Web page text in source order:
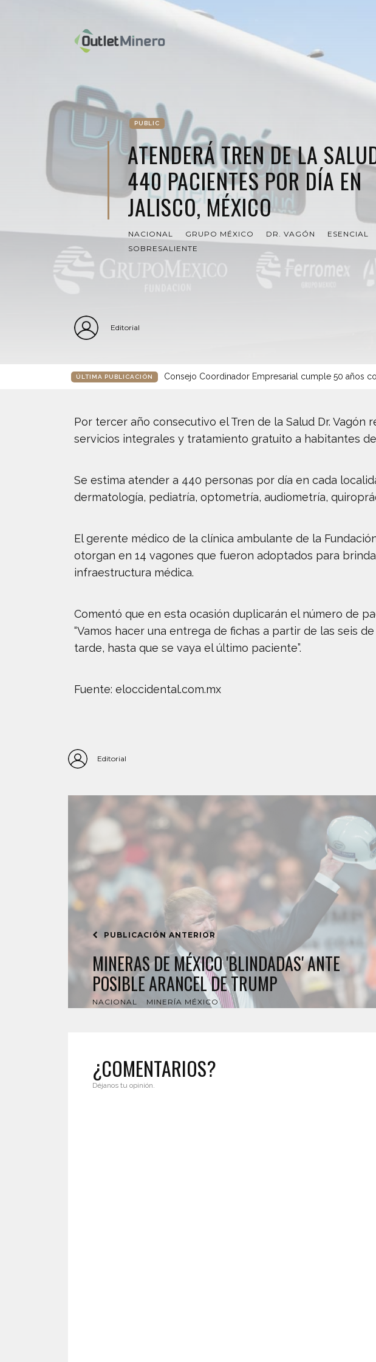
PUBLIC
ATENDERÁ TREN DE LA
440 PACIENTES POR DÍA EN
JALISCO, MÉXICO
NACIONAL GRUPO MÉXICO DR. VAGÓN
ESENCIAL
SOBRESALIENTE
Editorial
ÚLTIMA PUBLICACIÓN Consejo Coordinador Empresarial cumple 50 años
Por tercer año consecutivo el Tren de la Salud Dr.
servicios integrales y tratamiento gratuito a habitantes
Se estima atender a 440 personas por día en cada
dermatología, pediatría, optometría, audiometría,
El gerente médico de la clínica ambulante de la
otorgan en 14 vagones que fueron adoptados para
infraestructura médica.
Comentó que en esta ocasión duplicarán el número de
“Vamos hacer una entrega de fichas a partir de las seis
tarde, hasta que se vaya el último paciente”.
Fuente: eloccidental.com.mx
Editorial
PUBLICACIÓN ANTERIOR
MINERAS DE MÉXICO 'BLINDADAS' ANTE
POSIBLE ARANCEL DE TRUMP
NACIONAL MINERÍA MÉXICO
¿COMENTARIOS?
Déjanos tu opinión.